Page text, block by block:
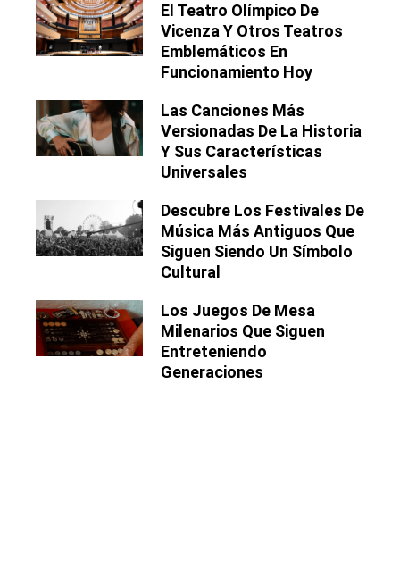
El Teatro Olímpico De
Vicenza Y Otros Teatros
Emblemáticos En
Funcionamiento Hoy
Las Canciones Más
Versionadas De La Historia
Y Sus Características
Universales
Descubre Los Festivales De
Música Más Antiguos Que
Siguen Siendo Un Símbolo
Cultural
Los Juegos De Mesa
Milenarios Que Siguen
Entreteniendo
Generaciones